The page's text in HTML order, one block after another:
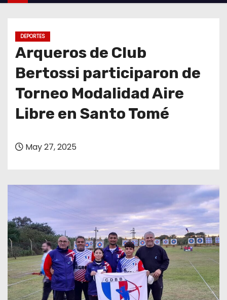
o
DEPORTES
Arqueros de Club
Bertossi participaron de
Torneo Modalidad Aire
Libre en Santo Tomé
May 27, 2025